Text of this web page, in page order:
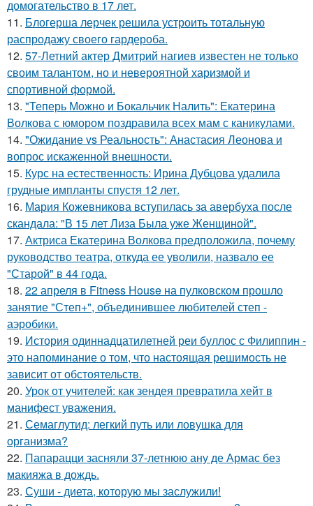
домогательство в 17 лет.
11. Блогерша лерчек решила устроить тотальную
распродажу своего гардероба.
12. 57-Летний актер Дмитрий нагиев известен не только
своим талантом, но и невероятной харизмой и
спортивной формой.
13. "Теперь Можно и Бокальчик Налить": Екатерина
Волкова с юмором поздравила всех мам с каникулами.
14. "Ожидание vs Реальность": Анастасия Леонова и
вопрос искаженной внешности.
15. Курс на естественность: Ирина Дубцова удалила
грудные импланты спустя 12 лет.
16. Мария Кожевникова вступилась за авербуха после
скандала: "В 15 лет Лиза Была уже Женщиной".
17. Актриса Екатерина Волкова предположила, почему
руководство театра, откуда ее уволили, назвало ее
"Старой" в 44 года.
18. 22 апреля в Fitness House на пулковском прошло
занятие "Степ+", объединившее любителей степ -
аэробики.
19. История одиннадцатилетней реи буллос с Филиппин -
это напоминание о том, что настоящая решимость не
зависит от обстоятельств.
20. Урок от учителей: как зендея превратила хейт в
манифест уважения.
21. Семаглутид: легкий путь или ловушка для
организма?
22. Папарацци засняли 37-летнюю ану де Армас без
макияжа в дождь.
23. Суши - диета, которую мы заслужили!